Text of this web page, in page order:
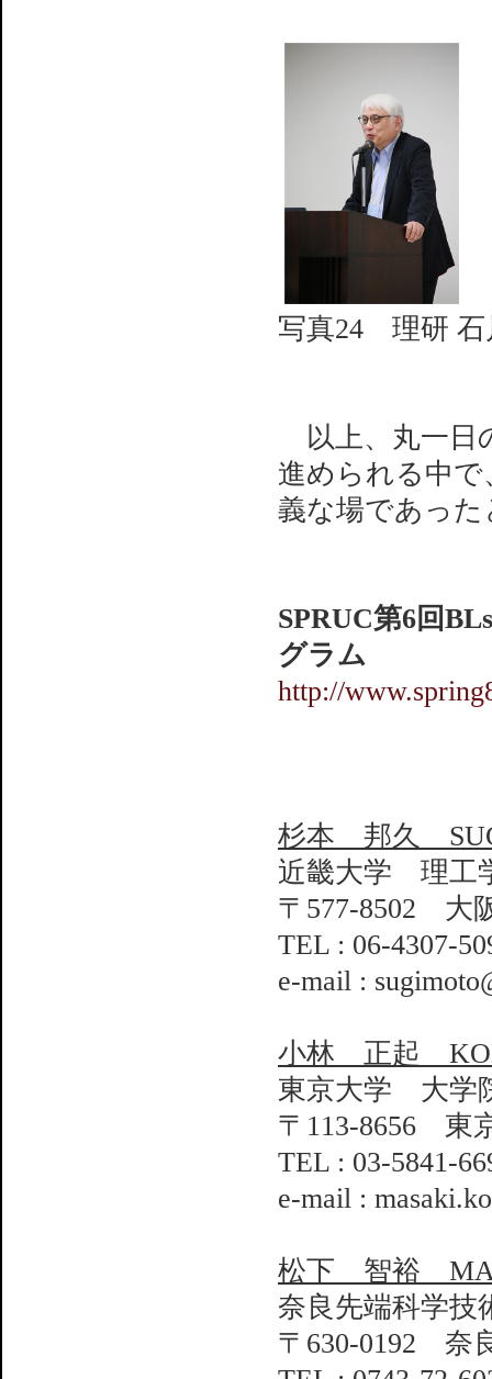
写真24 理研 石
以上、丸一日
進められる中
義な場であっ
SPRUC第6回
グラム
http://
杉本 邦久
近畿大学 理工
〒577-8502 大
TEL : 06-4307-
e-mail :
小林 正起
東京大学 大学
〒113-8656 東
TEL : 03-5841-
e-mail :
松下 智裕
奈良先端科学
〒630-0192 奈